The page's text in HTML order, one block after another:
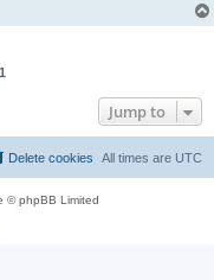
1
Jump to
All times are UTC
Delete cookies
© phpBB Limited